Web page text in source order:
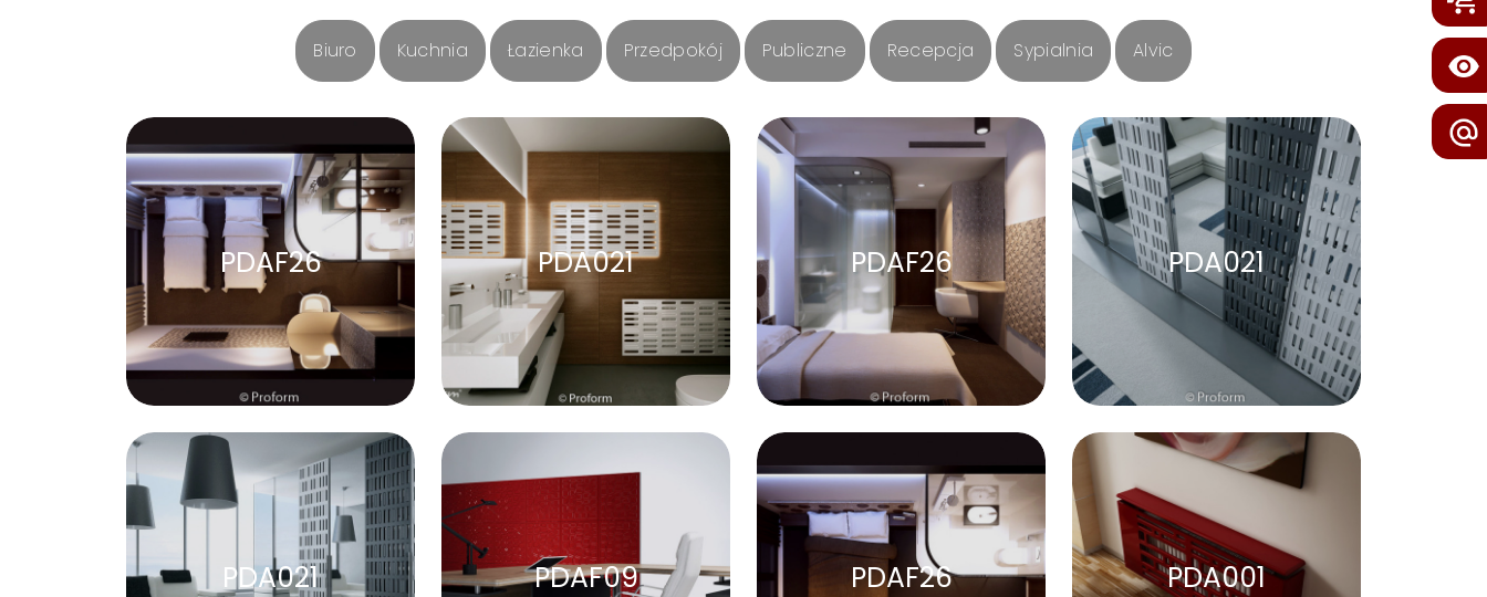
Biuro Kuchnia Łazienka Przedpokój Publiczne Recepcja Sypialnia Alvic
PDAF26 PDA021 PDAF26 PDA021
PDA021 PDAF09 PDAF26 PDA001